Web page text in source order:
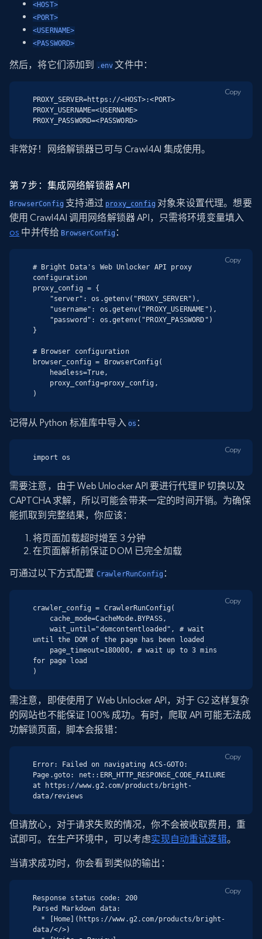
<HOST>
<PORT>
<USERNAME>
<PASSWORD>
然后，将它们添加到 .env 文件中：
PROXY_SERVER=https://<HOST>:<PORT>
PROXY_USERNAME=<USERNAME>
PROXY_PASSWORD=<PASSWORD>
Copy
非常好！网络解锁器已可与 Crawl4AI 集成使用。
第 7 步：集成网络解锁器 API
BrowserConfig 支持通过 proxy_config对象来设置代理。想要
使用 Crawl4AI 调用网络解锁器 API，只需将环境变量填入
os 中并传给BrowserConfig ：
# Bright Data's Web Unlocker API proxy
configuration
proxy_config = {
}
# Browser configuration
browser_config = BrowserConfig(
)
Copy
记得从 Python 标准库中导入 os ：
import os
Copy
需要注意，由于 Web Unlocker API 要进行代理 IP 切换以及
CAPTCHA 求解，所以可能会带来一定的时间开销。为确保
能抓取到完整结果，你应该：
将页面加载超时增至 3 分钟
在页面解析前保证 DOM 已完全加载
可通过以下方式配置 CrawlerRunConfig ：
crawler_config = CrawlerRunConfig(
until the DOM of the page has been loaded
for page load
)
Copy
需注意，即使使用了 Web Unlocker API，对于 G2 这样复杂
的网站也不能保证 100% 成功。有时，爬取 API 可能无法成
功解锁页面，脚本会报错：
Error: Failed on navigating ACS-GOTO:
Page.goto: net::ERR_HTTP_RESPONSE_CODE_FAILURE
at https://www.g2.com/products/bright-
data/reviews
Copy
但请放心，对于请求失败的情况，你不会被收取费用，重
试即可。在生产环境中，可以考虑实现自动重试逻辑。
当请求成功时，你会看到类似的输出：
Response status code: 200
Parsed Markdown data:
data/</>)
Copy